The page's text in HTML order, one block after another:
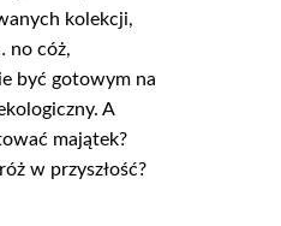
kolekcji,
no cóż,
być gotowym na
A
majątek?
w przyszłość?